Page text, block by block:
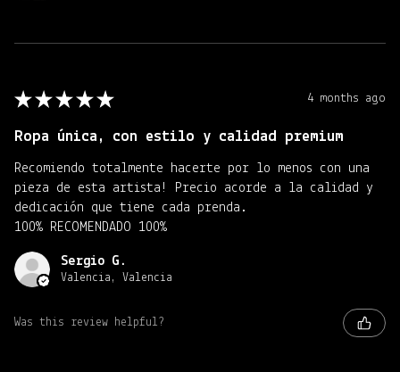
★ ★ ★ ★ ★ 4 months ago
Ropa única, con estilo y calidad premium
Recomiendo totalmente hacerte por lo menos con una
pieza de esta artista! Precio acorde a la calidad y
dedicación que tiene cada prenda.
100% RECOMENDADO 100%
Sergio G.
Valencia, Valencia
Was this review helpful?